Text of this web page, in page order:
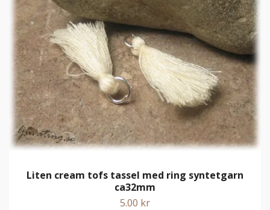
Liten cream tofs tassel med ring syntetgarn
ca32mm
5.00 kr